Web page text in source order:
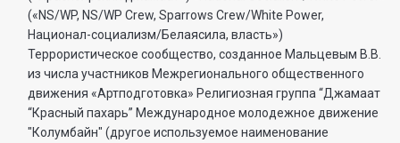
(«NS/WP, NS/WP Crew, Sparrows Crew/White Power,
Национал-социализм/Белаясила, власть»)
Террористическое сообщество, созданное Мальцевым В.В.
из числа участников Межрегионального общественного
движения «Артподготовка» Религиозная группа “Джамаат
“Красный пахарь” Международное молодежное движение
"Колумбайн" (другое используемое наименование